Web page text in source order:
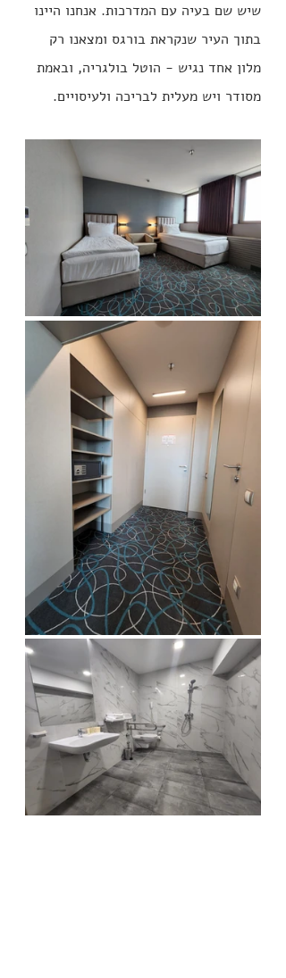
שיש שם בעיה עם המדרכות. אנחנו היינו
בתוך העיר שנקראת בורגס ומצאנו רק
מלון אחד נגיש - הוטל בולגריה, ובאמת
מסודר ויש מעלית לבריכה ולעיסויים.